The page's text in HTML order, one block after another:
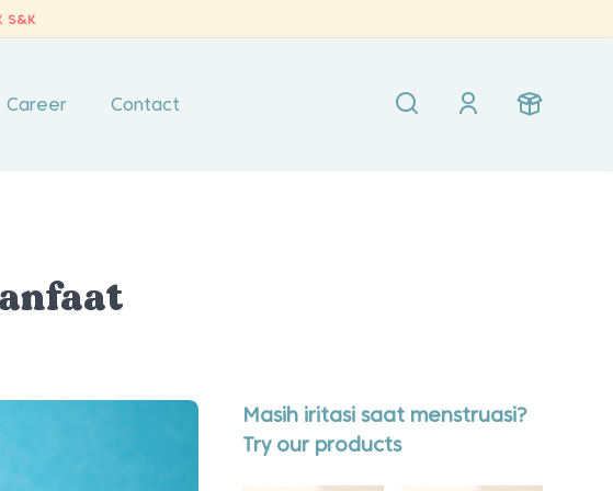
S&K
Career Contact
Masih iritasi saat menstruasi?
Try our products